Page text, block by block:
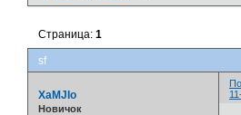
sf
Страница:1
XaMJIo
Новичок